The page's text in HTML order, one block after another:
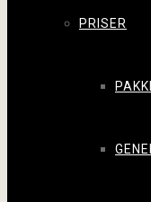
PRISER